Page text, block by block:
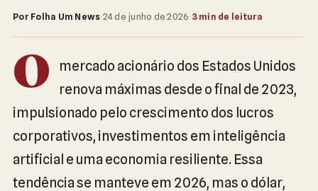
Por Folha Um News·24 de junho de 2026· 3 min de leitura
O
mercado acionário dos Estados Unidos
renova máximas desde o final de 2023,
impulsionado pelo crescimento dos lucros
corporativos, investimentos em inteligência
artificial e uma economia resiliente. Essa
tendência se manteve em 2026, mas o dólar,